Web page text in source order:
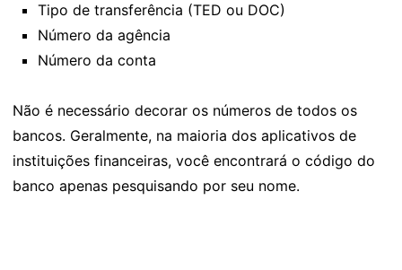
Tipo de transferência (TED ou DOC)
Número da agência
Número da conta
Não é necessário decorar os números de todos os
bancos. Geralmente, na maioria dos aplicativos de
instituições financeiras, você encontrará o código do
banco apenas pesquisando por seu nome.